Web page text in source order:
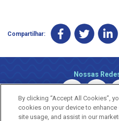
Compartilhar:
Nossas
By clicking “Accept All Cookies”,
cookies on your device to
site usage, and assist in our